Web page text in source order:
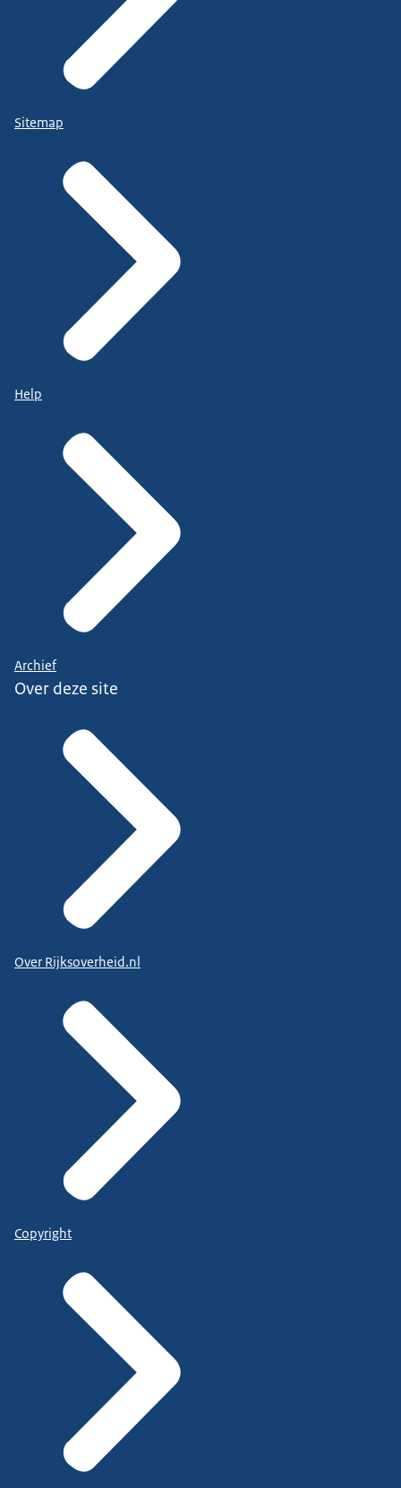
Sitemap
Help
Archief
Over deze site
Over Rijksoverheid.nl
Copyright